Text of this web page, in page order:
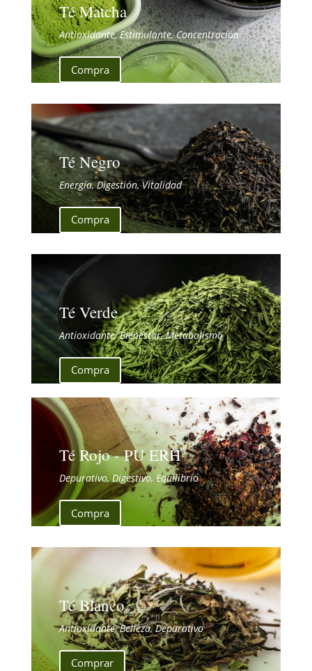
Té Matcha
Antioxidante, Estimulante, Concentración
Compra
Té Negro
Energía, Digestión, Vitalidad
Compra
Té Verde
Antioxidante, Bienestar, Metabolismo
Compra
Té Rojo - PU ERH
Depurativo, Digestivo, Equilibrio
Compra
Té Blanco
Antioxidante, Belleza, Depurativo
Comprar